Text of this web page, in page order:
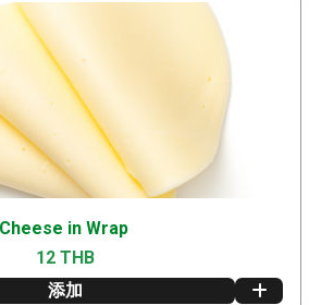
Cheese in Wrap
12 THB
添加